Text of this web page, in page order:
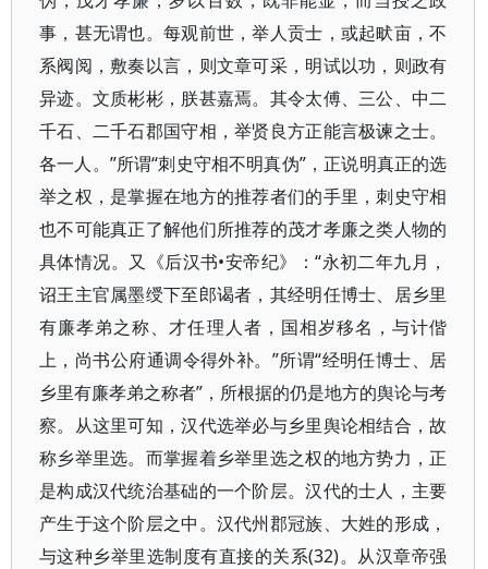
事，甚无谓也。每观前世，举人贡士，或起畎亩，不
系阀阅，敷奏以言，则文章可采，明试以功，则政有
异迹。文质彬彬，朕甚嘉焉。其令太傅、三公、中二
千石、二千石郡国守相，举贤良方正能言极谏之士。
各一人。”所谓“刺史守相不明真伪”，正说明真正的选
举之权，是掌握在地方的推荐者们的手里，刺史守相
也不可能真正了解他们所推荐的茂才孝廉之类人物的
具体情况。又《后汉书•安帝纪》：“永初二年九月，
诏王主官属墨绶下至郎谒者，其经明任博士、居乡里
有廉孝弟之称、才任理人者，国相岁移名，与计偕
上，尚书公府通调令得外补。”所谓“经明任博士、居
乡里有廉孝弟之称者”，所根据的仍是地方的舆论与考
察。从这里可知，汉代选举必与乡里舆论相结合，故
称乡举里选。而掌握着乡举里选之权的地方势力，正
是构成汉代统治基础的一个阶层。汉代的士人，主要
产生于这个阶层之中。汉代州郡冠族、大姓的形成，
与这种乡举里选制度有直接的关系(32)。从汉章帝强